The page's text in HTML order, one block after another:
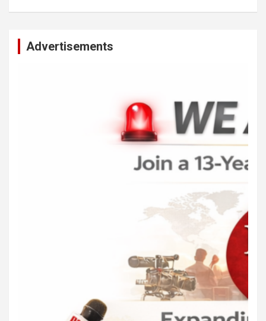
Advertisements